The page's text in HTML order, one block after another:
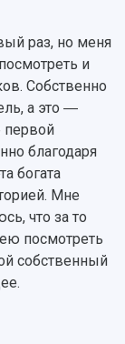
раз, но меня
и
Собственно
а это ―
первой
благодаря
богата
Мне
что за то
посмотреть
собственный